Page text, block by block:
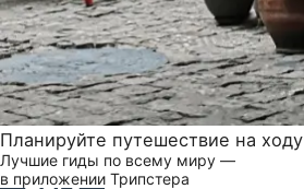
Планируйте путешествие на ходу
Лучшие гиды по всему миру —
в приложении Трипстера